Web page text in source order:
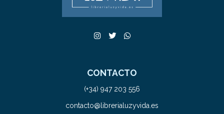
CONTACTO
(+34) 947 203 556
contacto@librerialuzyvida.es